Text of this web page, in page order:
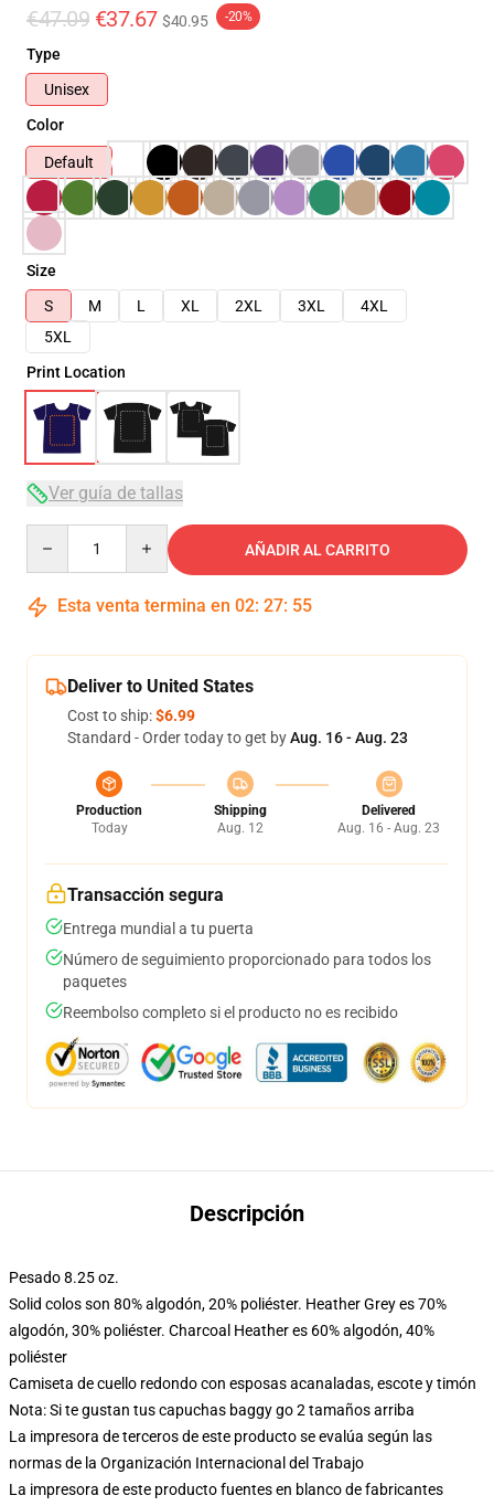
€47.09 €37.67 $40.95 -20%
Type
Unisex
Color
Default
Size
S
M L XL 2XL 3XL
4XL
5XL
Print Location
Ver guía de tallas
AÑADIR AL CARRITO
Esta venta termina en 02: 27: 54
Deliver to United States
Cost to ship:$6.99
Standard - Order today to get byAug. 16 - Aug. 23
Production
Today
Shipping
Aug. 12
Delivered
Aug. 16 - Aug. 23
Transacción segura
Entrega mundial a tu puerta
Número de seguimiento proporcionado para todos los
paquetes
Reembolso completo si el producto no es recibido
Descripción
Pesado 8.25 oz.
Solid colos son 80% algodón, 20% poliéster. Heather Grey es 70%
algodón, 30% poliéster. Charcoal Heather es 60% algodón, 40%
poliéster
Camiseta de cuello redondo con esposas acanaladas, escote y timón
Nota: Si te gustan tus capuchas baggy go 2 tamaños arriba
La impresora de terceros de este producto se evalúa según las
normas de la Organización Internacional del Trabajo
La impresora de este producto fuentes en blanco de fabricantes